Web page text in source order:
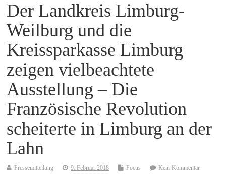
Der Landkreis Limburg-
Weilburg und die
Kreissparkasse Limburg
zeigen vielbeachtete
Ausstellung – Die
Französische Revolution
scheiterte in Limburg an der
Lahn
Pressemitteilung 9. Februar 2018 Focus Kein Kommentar